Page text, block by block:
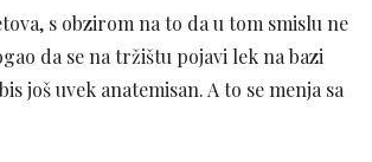
s obzirom na to da u tom smislu ne
da se na tržištu pojavi lek na bazi
još uvek anatemisan. A to se menja sa